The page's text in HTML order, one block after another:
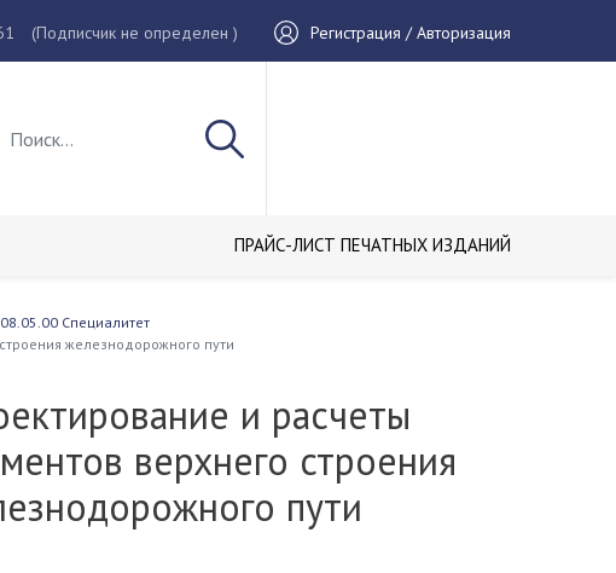
(Подписчик не определен ) Регистрация / Авторизация
ПРАЙС-ЛИСТ ПЕЧАТНЫХ ИЗДАНИЙ
08.05.00 Специалитет
железнодорожного пути
и расчеты
верхнего строения
пути